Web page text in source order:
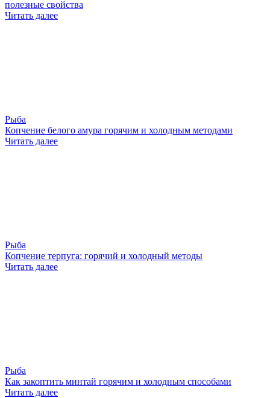
полезные свойства
Читать далее
Рыба
Копчение белого амура горячим и холодным методами
Читать далее
Рыба
Копчение терпуга: горячий и холодный методы
Читать далее
Рыба
Как закоптить минтай горячим и холодным способами
Читать далее